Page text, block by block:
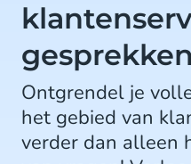
gesprekken
Ontgrendel je
het gebied van
verder dan alleen